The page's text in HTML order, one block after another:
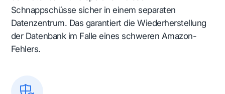
Schnappschüsse sicher in einem separaten
Datenzentrum. Das garantiert die Wiederherstellung
der Datenbank im Falle eines schweren Amazon-
Fehlers.